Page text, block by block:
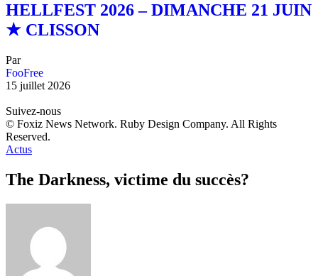
HELLFEST 2026 – DIMANCHE 21 JUIN
★ CLISSON
Par
FooFree
15 juillet 2026
Suivez-nous
© Foxiz News Network. Ruby Design Company. All Rights
Reserved.
Actus
The Darkness, victime du succès?